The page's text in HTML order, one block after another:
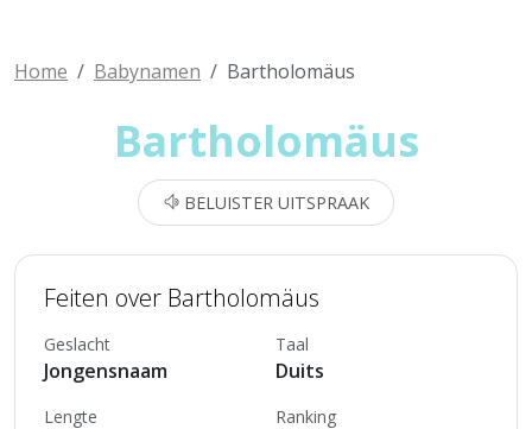
Home Babynamen Bartholomäus
Bartholomäus
BELUISTER UITSPRAAK
Feiten over Bartholomäus
Geslacht
Jongensnaam
Taal
Duits
Lengte Ranking